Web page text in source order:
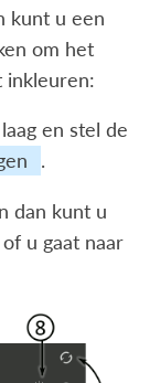
kunt u een
om het
inkleuren:
en stel de
.
dan kunt u
u gaat naar